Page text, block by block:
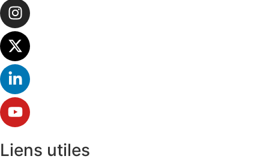
Liens utiles